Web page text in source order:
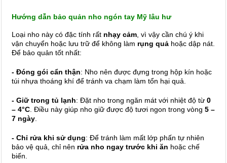
Hướng dẫn bảo quản nho ngón tay Mỹ lâu hư
Loại nho này có đặc tính rất nhạy cảm , vì vậy cần chú ý khi
vận chuyển hoặc lưu trữ để không làm rụng quả hoặc dập nát.
Để bảo quản tốt nhất:
- Đóng gói cẩn thận: Nho nên được đựng trong hộp kín hoặc
túi nhựa thoáng khí để tránh va chạm làm tổn hại quả.
- Giữ trong tủ lạnh: Đặt nho trong ngăn mát với nhiệt độ từ 0
– 4°C . Điều này giúp nho giữ được độ tươi ngon trong vòng 5 –
7 ngày
- Chỉ rửa khi sử dụng: Để tránh làm mất lớp phấn tự nhiên
bảo vệ quả, chỉ nên rửa nho ngay trước khi ăn hoặc chế
biến.